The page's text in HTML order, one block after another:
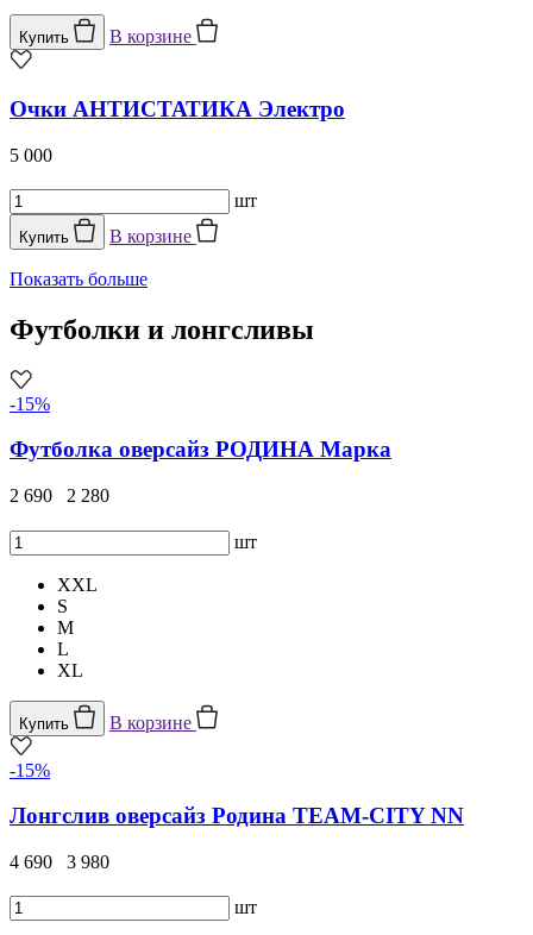
Купить В корзине
Очки АНТИСТАТИКА Электро
5 000
шт
Купить В корзине
Показать больше
Футболки и лонгсливы
-15%
Футболка оверсайз РОДИНА Марка
2 690 2 280
шт
XXL
S
M
L
XL
Купить В корзине
-15%
Лонгслив оверсайз Родина TEAM-CITY NN
4 690 3 980
шт